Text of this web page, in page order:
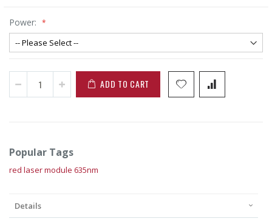
Power:
ADD TO CART
Popular Tags
red laser module 635nm
Details